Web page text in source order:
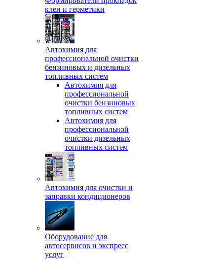
клеи и герметики
Автохимия для
профессиональной очистки
бензиновых и дизельных
топливных систем
Автохимия для
профессиональной
очистки бензиновых
топливных систем
Автохимия для
профессиональной
очистки дизельных
топливных систем
Автохимия для очистки и
заправки кондиционеров
Оборудование для
автосервисов и экспресс
услуг